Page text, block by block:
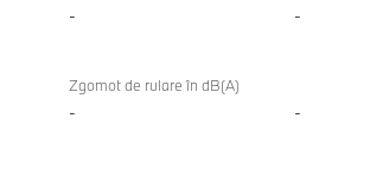
- -
Zgomot de rulare în dB(A)
- -